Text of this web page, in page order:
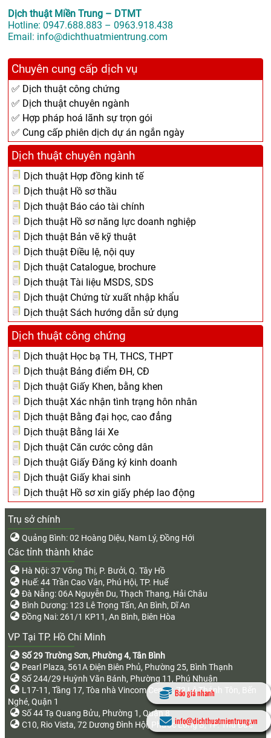
Dịch thuật Miền Trung – DTMT
Hotline: 0947.688.883 – 0963.918.438
Email: info@dichthuatmientrung.com
Chuyên cung cấp dịch vụ
✅ Dịch thuật công chứng
✅ Dịch thuật chuyên ngành
✅ Hợp pháp hoá lãnh sự trọn gói
✅ Cung cấp phiên dịch dự án ngắn ngày
Dịch thuật chuyên ngành
Dịch thuật Hợp đồng kinh tế
Dịch thuật Hồ sơ thầu
Dịch thuật Báo cáo tài chính
Dịch thuật Hồ sơ năng lực doanh nghiệp
Dịch thuật Bản vẽ kỹ thuật
Dịch thuật Điều lệ, nội quy
Dịch thuật Catalogue, brochure
Dịch thuật Tài liệu MSDS, SDS
Dịch thuật Chứng từ xuất nhập khẩu
Dịch thuật Sách hướng dẫn sử dụng
Dịch thuật công chứng
Dịch thuật Học bạ TH, THCS, THPT
Dịch thuật Bảng điểm ĐH, CĐ
Dịch thuật Giấy Khen, bằng khen
Dịch thuật Xác nhận tình trạng hôn nhân
Dịch thuật Bằng đại học, cao đẳng
Dịch thuật Bằng lái Xe
Dịch thuật Căn cước công dân
Dịch thuật Giấy Đăng ký kinh doanh
Dịch thuật Giấy khai sinh
Dịch thuật Hồ sơ xin giấy phép lao động
Trụ sở chính
Quảng Bình: 02 Hoàng Diệu, Nam Lý, Đồng Hới
Các tỉnh thành khác
Hà Nội: 37 Võng Thị, P. Bưởi, Q. Tây Hồ
Huế: 44 Trần Cao Vân, Phú Hội, TP. Huế
Đà Nẵng: 06A Nguyễn Du, Thạch Thang, Hải Châu
Bình Dương: 123 Lê Trọng Tấn, An Bình, Dĩ An
Đồng Nai: 261/1 KP11, An Bình, Biên Hòa
VP Tại TP. Hồ Chí Minh
Số 29 Trường Sơn, Phường 4, Tân Bình
Pearl Plaza, 561A Điện Biên Phủ, Phường 25, Bình Thạnh
Số 244/29 Huỳnh Văn Bánh, Phường 11, Phú Nhuận
L17-11, Tầng 17, Tòa nhà Vincom Center, 72 Lê Thánh Tôn, Bến
Nghé, Quận 1
Số 44 Tạ Quang Bửu, Phường 1, Quận 8
C10, Rio Vista, 72 Dương Đình Hội, Phước Long B, TP. Thủ Đức
Báo giá nhanh
info@dichthuatmientrung.vn